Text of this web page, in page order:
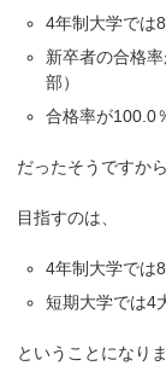
4年制大学では
新卒者の合格
部）
合格率が100.0
だったそうですから
目指すのは、
4年制大学では
短期大学では4
ということになりま